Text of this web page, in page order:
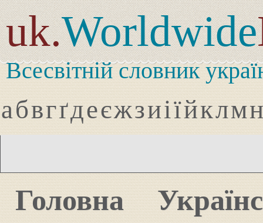
uk.Worldwide
Всесвітній словник
абвгґдеєжзиіїйклмн
Головна